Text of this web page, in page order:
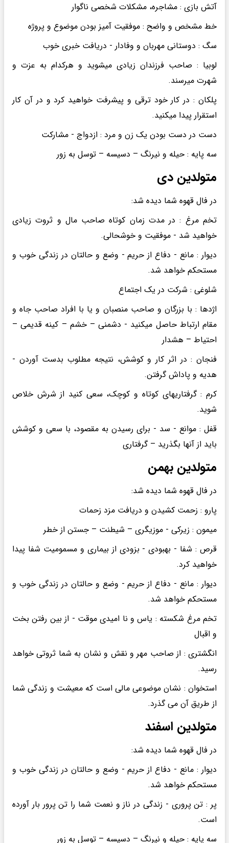
آتش بازی : مشاجره، مشکلات شخصی ناگوار
خط مشخص و واضح : موفقیت آمیز بودن موضوع و پروژه
سگ : دوستانی مهربان و وفادار - دریافت خبری خوب
لوبیا : صاحب فرزندان زیادی میشوید و هرکدام به عزت و
شهرت میرسند.
پلکان : در کار خود ترقی و پیشرفت خواهید کرد و در آن کار
استقرار پیدا میکنید.
دست در دست بودن یک زن و مرد : ازدواج - مشارکت
سه پایه : حیله و نیرنگ – دسیسه – توسل به زور
متولدین دی
در فال قهوه شما دیده شد:
تخم مرغ : در مدت زمان کوتاه صاحب مال و ثروت زیادی
خواهید شد - موفقیت و خوشحالی.
دیوار : مانع - دفاع از حریم - وضع و حالتان در زندگی خوب و
مستحکم خواهد شد.
شلوغی : شرکت در یک اجتماع
اژدها : با بزرگان و صاحب منصبان و یا با افراد صاحب جاه و
مقام ارتباط حاصل میکنید - دشمنی – خشم – کینه قدیمی –
احتیاط – هشدار
فنجان : در اثر کار و کوشش، نتیجه مطلوب بدست آوردن -
هدیه و پاداش گرفتن.
کرم : گرفتاریهای کوتاه و کوچک، سعی کنید از شرش خلاص
شوید.
قفل : موانع - سد - برای رسیدن به مقصود، با سعی و کوشش
باید از آنها بگذرید – گرفتاری
متولدین بهمن
در فال قهوه شما دیده شد:
پارو : زحمت کشیدن و دریافت مزد زحمات
میمون : زیرکی - موزیگری – شیطنت – جستن از خطر
قرص : شفا - بهبودی - بزودی از بیماری و مسمومیت شفا پیدا
خواهید کرد.
دیوار : مانع - دفاع از حریم - وضع و حالتان در زندگی خوب و
مستحکم خواهد شد.
تخم مرغ شکسته : یاس و نا امیدی موقت - از بین رفتن بخت
و اقبال
انگشتری : از صاحب مهر و نقش و نشان به شما ثروتی خواهد
رسید.
استخوان : نشان موضوعی مالی است که معیشت و زندگی شما
از طریق آن می گذرد.
متولدین اسفند
در فال قهوه شما دیده شد:
دیوار : مانع - دفاع از حریم - وضع و حالتان در زندگی خوب و
مستحکم خواهد شد.
پر : تن پروری - زندگی در ناز و نعمت شما را تن پرور بار آورده
است.
سه پایه : حیله و نیرنگ – دسیسه – توسل به زور